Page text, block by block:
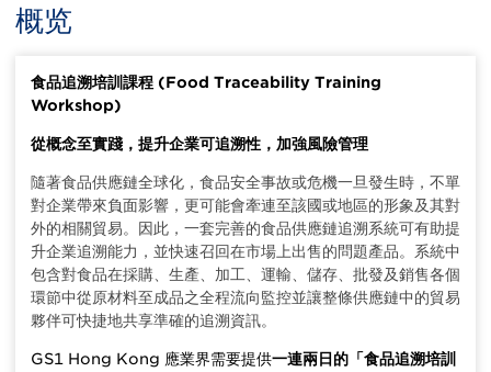
概览
食品追溯培訓課程 (Food Traceability Training
Workshop)
從概念至實踐，提升企業可追溯性，加強風險管理
隨著食品供應鏈全球化，食品安全事故或危機一旦發生時，不單
對企業帶來負面影響，更可能會牽連至該國或地區的形象及其對
外的相關貿易。因此，一套完善的食品供應鏈追溯系統可有助提
升企業追溯能力，並快速召回在市場上出售的問題產品。系統中
包含對食品在採購、生產、加工、運輸、儲存、批發及銷售各個
環節中從原材料至成品之全程流向監控並讓整條供應鏈中的貿易
夥伴可快捷地共享準確的追溯資訊。
GS1 Hong Kong 應業界需要提供一連兩日的「食品追溯培訓